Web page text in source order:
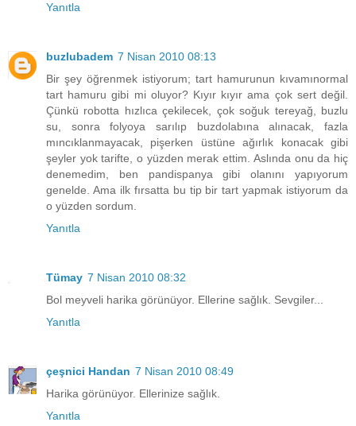
Yanıtla
buzlubadem 7 Nisan 2010 08:13
Bir şey öğrenmek istiyorum; tart hamurunun kıvamınormal
tart hamuru gibi mi oluyor? Kıyır kıyır ama çok sert değil.
Çünkü robotta hızlıca çekilecek, çok soğuk tereyağ, buzlu
su, sonra folyoya sarılıp buzdolabına alınacak, fazla
mıncıklanmayacak, pişerken üstüne ağırlık konacak gibi
şeyler yok tarifte, o yüzden merak ettim. Aslında onu da hiç
denemedim, ben pandispanya gibi olanını yapıyorum
genelde. Ama ilk fırsatta bu tip bir tart yapmak istiyorum da
o yüzden sordum.
Yanıtla
Tümay 7 Nisan 2010 08:32
Bol meyveli harika görünüyor. Ellerine sağlık. Sevgiler...
Yanıtla
çeşnici Handan 7 Nisan 2010 08:49
Harika görünüyor. Ellerinize sağlık.
Yanıtla